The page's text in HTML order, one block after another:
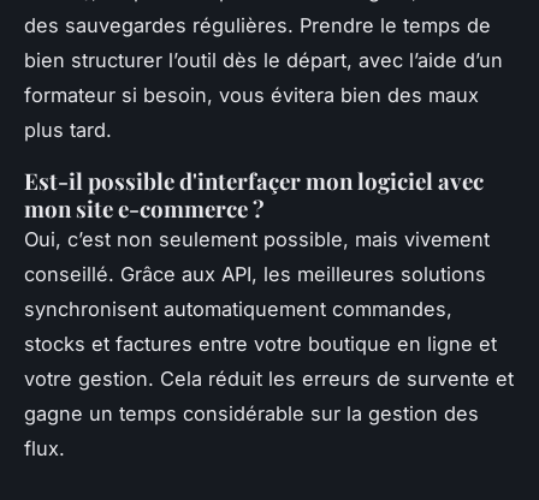
des sauvegardes régulières. Prendre le temps de
bien structurer l’outil dès le départ, avec l’aide d’un
formateur si besoin, vous évitera bien des maux
plus tard.
Est-il possible d'interfaçer mon logiciel avec
mon site e-commerce ?
Oui, c’est non seulement possible, mais vivement
conseillé. Grâce aux API, les meilleures solutions
synchronisent automatiquement commandes,
stocks et factures entre votre boutique en ligne et
votre gestion. Cela réduit les erreurs de survente et
gagne un temps considérable sur la gestion des
flux.